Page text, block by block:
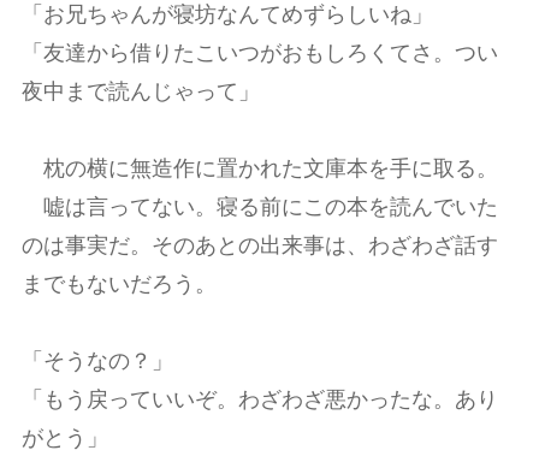
「お兄ちゃんが寝坊なんてめずらしいね」
「友達から借りたこいつがおもしろくてさ。つい
夜中まで読んじゃって」
枕の横に無造作に置かれた文庫本を手に取る。
嘘は言ってない。寝る前にこの本を読んでいた
のは事実だ。そのあとの出来事は、わざわざ話す
までもないだろう。
「そうなの？」
「もう戻っていいぞ。わざわざ悪かったな。あり
がとう」